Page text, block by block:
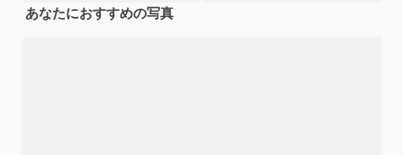
あなたにおすすめの写真